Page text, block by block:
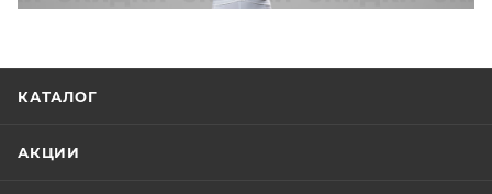
КАТАЛОГ
АКЦИИ